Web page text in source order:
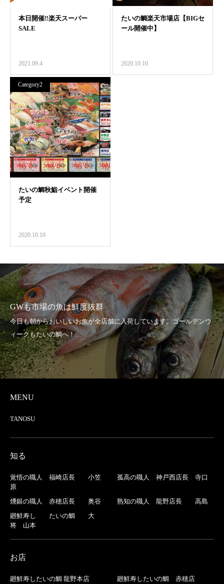
2021.09.4 2020.10.10
Category2
2020.10.10
GWも市場の魚は鮮度抜群
MENU
TANOSU
知る
覚悟の職人 福崎店長 小笠
原
孤高の職人 神戸西店長 寺口
燻銀の職人 赤穂店長 奥谷
熟知の職人 龍野店長 高島
廻鮮寿し たいの鯛 大
将 山本
お店
廻鮮寿したいの鯛 龍野本店 廻鮮寿したいの鯛 赤穂店